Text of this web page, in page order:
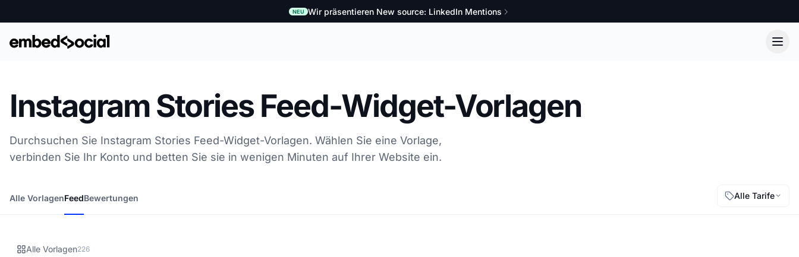
NEU Wir präsentieren New source: LinkedIn Mentions
Instagram Stories Feed-Widget-Vorlagen
Durchsuchen Sie Instagram Stories Feed-Widget-Vorlagen. Wählen Sie eine Vorlage,
verbinden Sie Ihr Konto und betten Sie sie in wenigen Minuten auf Ihrer Website ein.
Alle VorlagenFeedBewertungen Alle Tarife
Alle Vorlagen226